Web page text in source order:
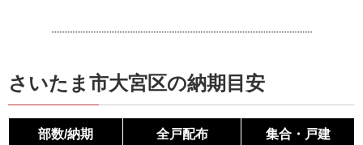
さいたま市大宮区の納期目安
部数/納期 全戸配布 集合・戸建